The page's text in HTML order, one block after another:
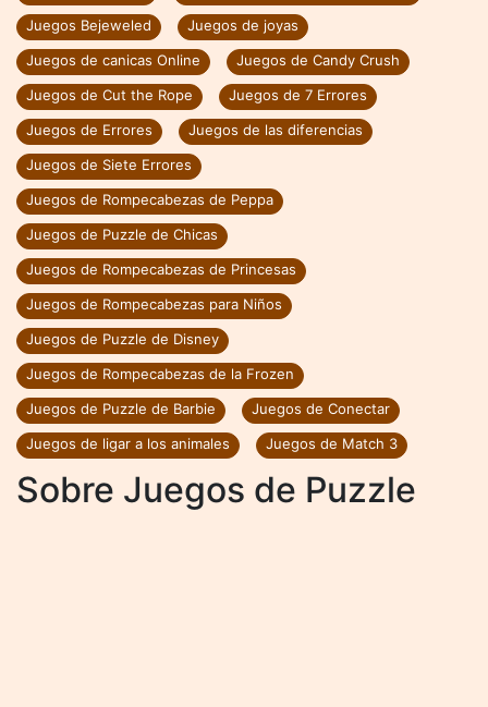
Juegos Bejeweled
Juegos de joyas
Juegos de canicas Online
Juegos de Candy Crush
Juegos de Cut the Rope
Juegos de 7 Errores
Juegos de Errores
Juegos de las diferencias
Juegos de Siete Errores
Juegos de Rompecabezas de Peppa
Juegos de Puzzle de Chicas
Juegos de Rompecabezas de Princesas
Juegos de Rompecabezas para Niños
Juegos de Puzzle de Disney
Juegos de Rompecabezas de la Frozen
Juegos de Puzzle de Barbie
Juegos de Conectar
Juegos de ligar a los animales
Juegos de Match 3
Sobre Juegos de Puzzle